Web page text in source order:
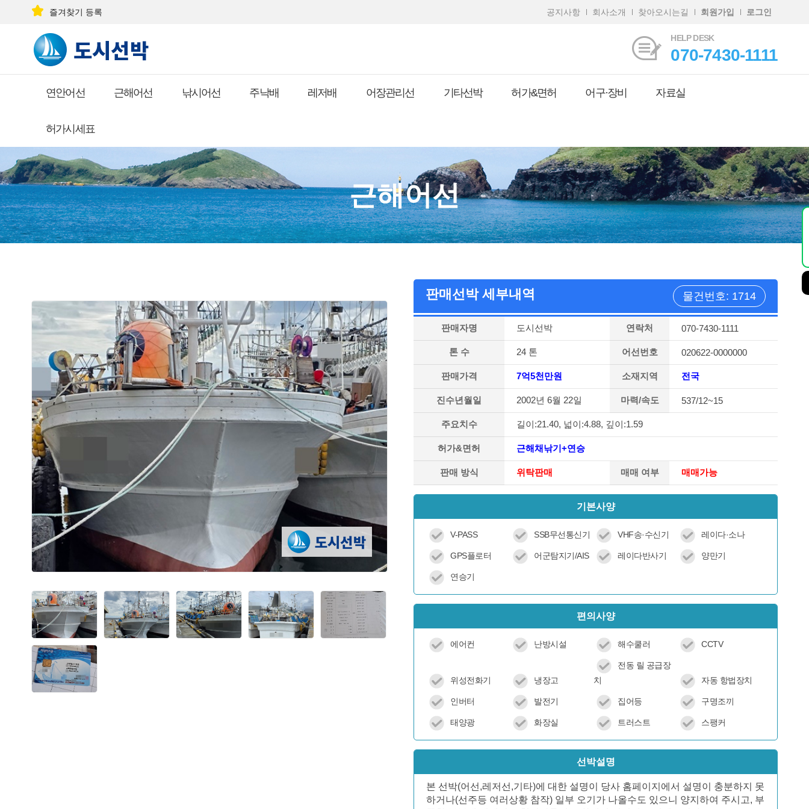
즐겨찾기 등록 공지사항 회사소개 찾아오시는길 회원가입 로그인
HELP DESK
070-7430-1111
연안어선 근해어선 낚시어선 주낙배 레저배 어장관리선 기타선박 허가&면허 어구·장비 자료실
허가시세표
근해어선
판매선박 세부내역 물건번호: 1714
판매자명 도시선박 연락처 070-7430-1111
톤 수 24 톤 어선번호 020622-0000000
판매가격 7억5천만원 소재지역 전국
진수년월일 2002년 6월 22일 마력/속도 537/12~15
주요치수 길이:21.40, 넓이:4.88, 깊이:1.59
허가&면허 근해채낚기+연승
판매 방식 위탁판매 매매 여부 매매가능
기본사양
V-PASS SSB무선통신기 VHF송·수신기 레이다·소나
GPS플로터 어군탐지기/AIS 레이다반사기 양만기
연승기
편의사양
에어컨 난방시설 해수쿨러 CCTV
위성전화기 냉장고
전동 릴 공급장
치
자동 항법장치
인버터 발전기 집어등 구명조끼
태양광 화장실 트러스트 스팽커
선박설명
본 선박(어선,레저선,기타)에 대한 설명이 당사 홈페이지에서 설명이 충분하지 못
하거나(선주등 여러상황 참작) 일부 오기가 나올수도 있으니 양지하여 주시고, 부